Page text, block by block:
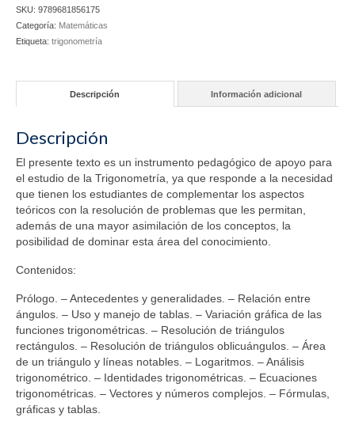
SKU: 9789681856175
Categoría: Matemáticas
Etiqueta: trigonometría
Descripción Información adicional
Descripción
El presente texto es un instrumento pedagógico de apoyo para
el estudio de la Trigonometría, ya que responde a la necesidad
que tienen los estudiantes de complementar los aspectos
teóricos con la resolución de problemas que les permitan,
además de una mayor asimilación de los conceptos, la
posibilidad de dominar esta área del conocimiento.
Contenidos:
Prólogo. – Antecedentes y generalidades. – Relación entre
ángulos. – Uso y manejo de tablas. – Variación gráfica de las
funciones trigonométricas. – Resolución de triángulos
rectángulos. – Resolución de triángulos oblicuángulos. – Área
de un triángulo y líneas notables. – Logaritmos. – Análisis
trigonométrico. – Identidades trigonométricas. – Ecuaciones
trigonométricas. – Vectores y números complejos. – Fórmulas,
gráficas y tablas.